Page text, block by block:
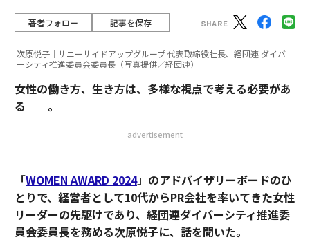
著者フォロー 記事を保存
次原悦子｜サニーサイドアップグループ 代表取締役社長、経団連 ダイバ
ーシティ推進委員会委員長（写真提供／経団連）
女性の働き方、生き方は、多様な視点で考える必要があ
る──。
advertisement
「WOMEN AWARD 2024」のアドバイザリーボードのひ
とりで、経営者として10代からPR会社を率いてきた女性
リーダーの先駆けであり、経団連ダイバーシティ推進委
員会委員長を務める次原悦子に、話を聞いた。